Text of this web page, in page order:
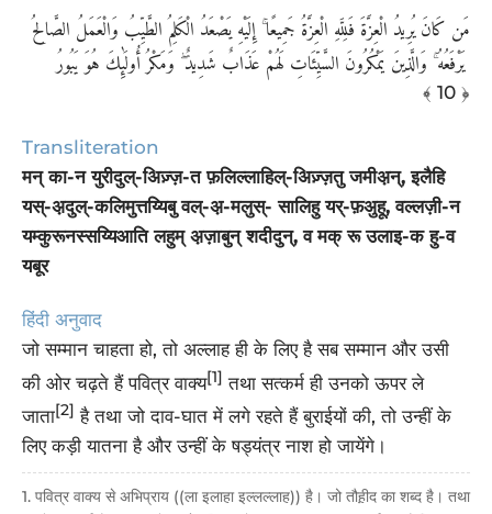
مَن كَانَ يُرِيدُ الْعِزَّةَ فَلِلَّهِ الْعِزَّةُ جَمِيعًا ۚ إِلَيْهِ يَصْعَدُ الْكَلِمُ الطَّيِّبُ وَالْعَمَلُ الصَّالِحُ
يَرْفَعُهُ ۚ وَالَّذِينَ يَمْكُرُونَ السَّيِّئَاتِ لَهُمْ عَذَابٌ شَدِيدٌ ۖ وَمَكْرُ أُولَٰئِكَ هُوَ يَبُورُ ‎
﴾ 10 ﴿
Transliteration
मन् का-न युरीदुल्-अिज़्ज़-त फ़लिल्लाहिल्-अिज़्ज़तु जमीअ़न्, इलैहि
यस्-अ़दुल्-कलिमुत्तय्यिबु वल्-अ़-मलुस्- सालिहु यर्-फ़अुहू, वल्लज़ी-न
यम्कुरूनस्सय्यिआति लहुम् अ़ज़ाबुन् शदीदुन्, व मक् रू उलाइ-क हु-व
यबूर
हिंदी अनुवाद
जो सम्मान चाहता हो, तो अल्लाह ही के लिए है सब सम्मान और उसी
की ओर चढ़ते हैं पवित्र वाक्य[1] तथा सत्कर्म ही उनको ऊपर ले
जाता[2] है तथा जो दाव-घात में लगे रहते हैं बुराईयों की, तो उन्हीं के
लिए कड़ी यातना है और उन्हीं के षड्यंत्र नाश हो जायेंगे।
1. पवित्र वाक्य से अभिप्राय ((ला इलाहा इल्लल्लाह)) है। जो तौह़ीद का शब्द है। तथा